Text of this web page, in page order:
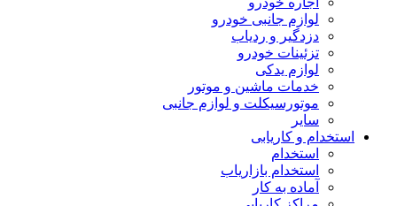
لوازم جانبی خودرو
دزدگیر و ردیاب
تزئینات خودرو
لوازم یدکی
خدمات ماشین و موتور
موتورسیکلت و لوازم جانبی
سایر
استخدام و کاریابی
استخدام
استخدام بازاریاب
آماده به کار